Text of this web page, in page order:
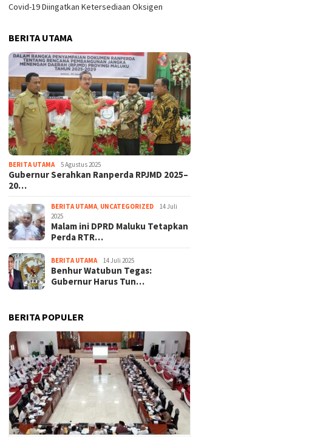
Covid-19 Diingatkan Ketersediaan Oksigen
BERITA UTAMA
BERITA UTAMA 5 Agustus 2025
Gubernur Serahkan Ranperda RPJMD 2025–
20…
BERITA UTAMA UNCATEGORIZED
14 Juli
2025
Malam ini DPRD Maluku Tetapkan
Perda RTR…
BERITA UTAMA 14 Juli 2025
Benhur Watubun Tegas:
Gubernur Harus Tun…
BERITA POPULER